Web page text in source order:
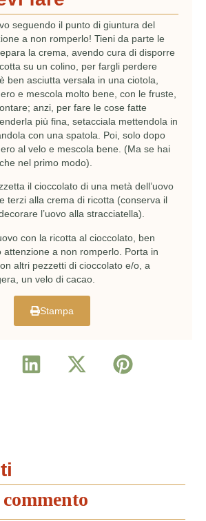
seguendo il punto di giuntura del
a non romperlo! Tieni da parte le
la crema, avendo cura di disporre
su un colino, per fargli perdere
ben asciutta versala in una ciotola,
e mescola molto bene, con le fruste,
anzi, per fare le cose fatte
più fina, setacciala mettendola in
con una spatola. Poi, solo dopo
al velo e mescola bene. (Ma se hai
nel primo modo).
il cioccolato di una metà dell’uovo
terzi alla crema di ricotta (conserva il
l’uovo alla stracciatella).
con la ricotta al cioccolato, ben
attenzione a non romperlo. Porta in
altri pezzetti di cioccolato e/o, a
un velo di cacao.
Stampa